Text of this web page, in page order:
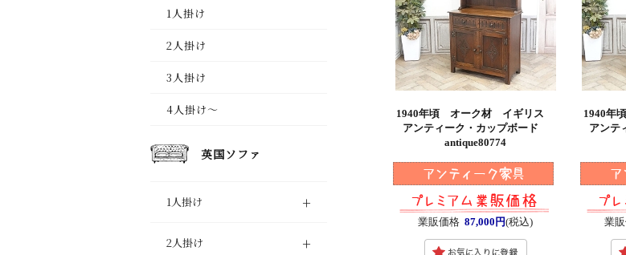
1940年頃 オーク材 イギリス
アンティーク・カップボード
antique80774
業販価格 87,000円(税込)
1940年
アンテ
業